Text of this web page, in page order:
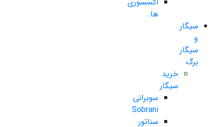
ها..
سیگار
و
سیگار
برگ
خرید
سیگار
سوبرانی
Sobrani
سناتور